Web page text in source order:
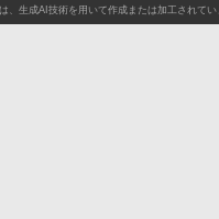
、生成AI技術を用いて作成または加工されて